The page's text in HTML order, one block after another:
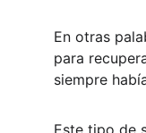
En otras
para
siempre
Este tipo de